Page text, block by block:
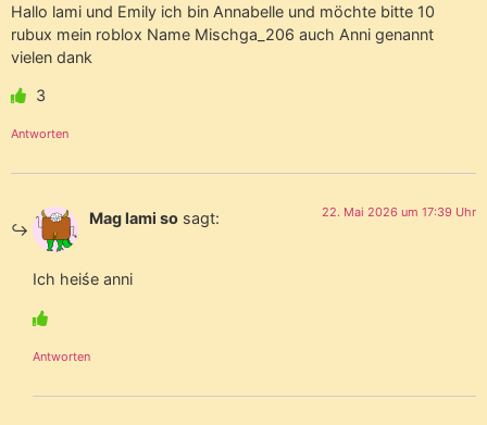
Hallo lami und Emily ich bin Annabelle und möchte bitte 10
rubux mein roblox Name Mischga_206 auch Anni genannt
vielen dank
3
Antworten
Mag lami so sagt: 22. Mai 2026 um 17:39 Uhr
Ich heiśe anni
Antworten